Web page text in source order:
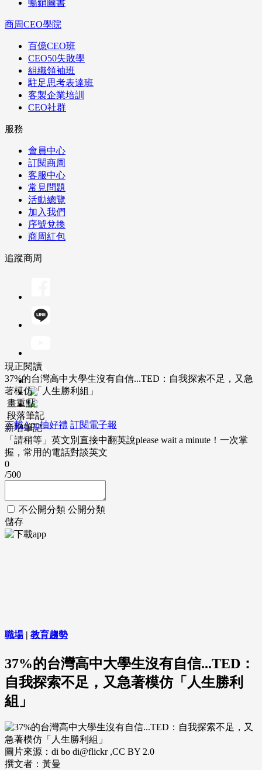
暢銷圖書
商周CEO學院
百億CEO班
CEO50失敗學
組織領袖班
駐足思考表達班
客製企業培訓
CEO社群
服務
會員中心
訂閱商周
客服中心
常見問題
活動總覽
加入我們
序號兌換
商周紅包
追蹤商周
下載App抽好禮 訂閱電子報
現正閱讀
37%的台灣高中大學生沒有自信...TED：自我探索不足，又急
著模仿「人生勝利組」
畫重點
段落筆記
新增筆記
「請稍等」英文別直接中翻英說please wait a minute！一次掌
握，常用的電話對談英文
0
/500
不公開分類 公開分類
儲存
職場| 教育趨勢
37%的台灣高中大學生沒有自信...TED：
自我探索不足，又急著模仿「人生勝利
組」
圖片來源：di bo di@flickr ,CC BY 2.0
撰文者：黃曼